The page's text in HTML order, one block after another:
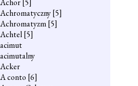
Achor[5]
Achromatyczny[5]
Achromatyzm[5]
Achtel[5]
acimut
acimutalny
Acker
A conto [6]